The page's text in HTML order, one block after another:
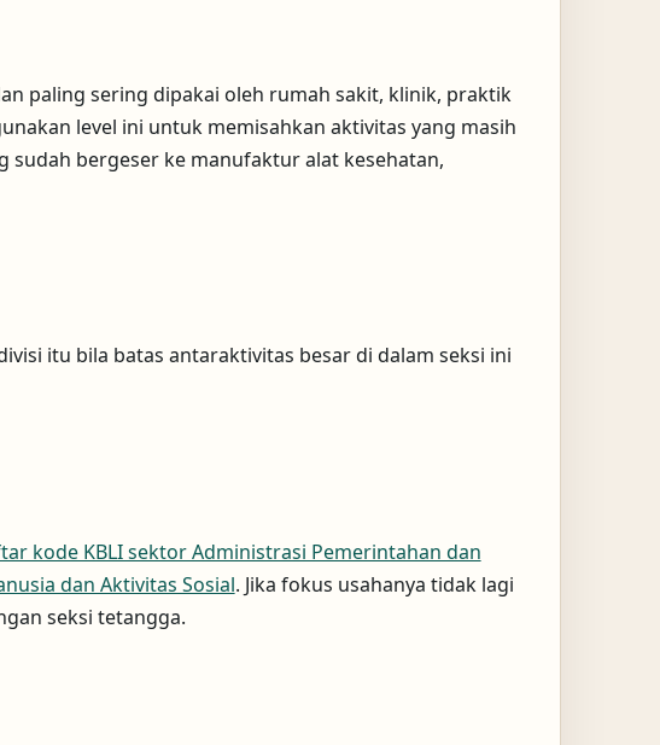
paling sering dipakai oleh rumah sakit, klinik, praktik
level ini untuk memisahkan aktivitas yang masih
sudah bergeser ke manufaktur alat kesehatan,
itu bila batas antaraktivitas besar di dalam seksi ini
kode KBLI sektor Administrasi Pemerintahan dan
dan Aktivitas Sosial. Jika fokus usahanya tidak lagi
seksi tetangga.